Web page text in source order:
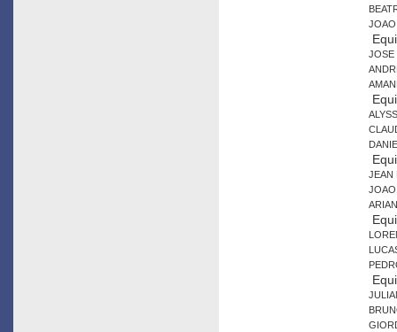
JOAO
JOSE
JEAN